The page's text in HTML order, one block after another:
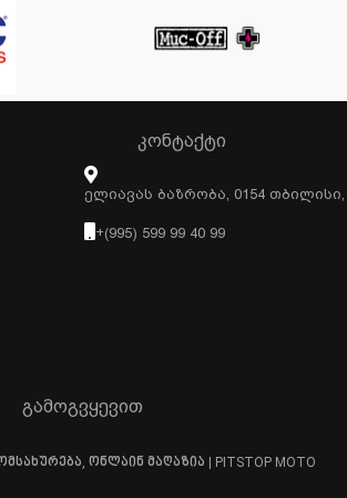
ᲙᲝᲜᲢᲐᲥᲢᲘ
Ელიავას Ბაზრობა, 0154
+(995) 599 99 40 99
გამოგვყევით
ონლაინ მაღაზია | PITSTOP MOTO